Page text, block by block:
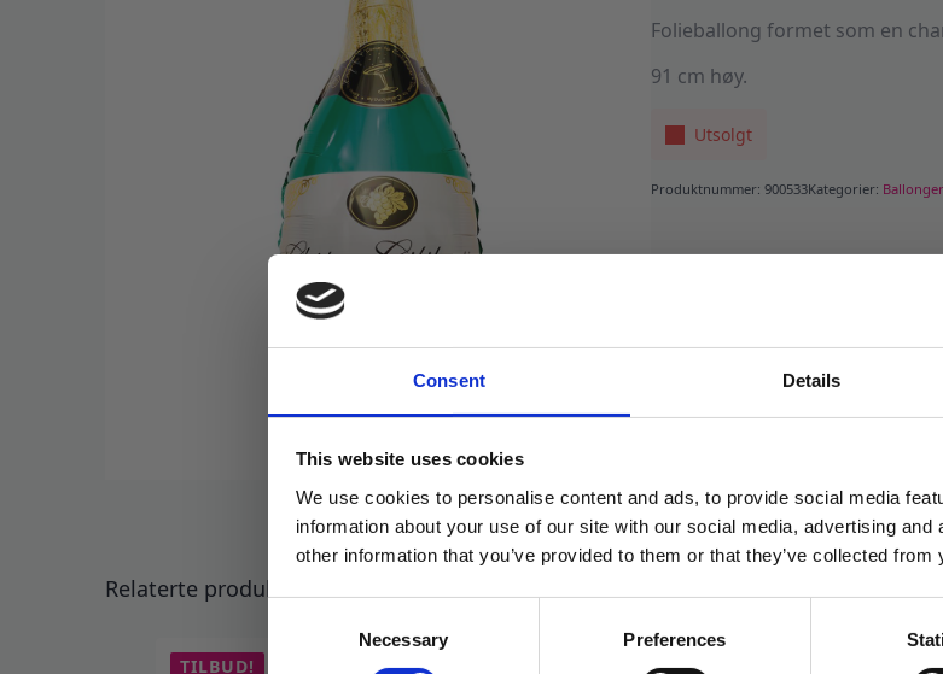
Consent Details
This website uses cookies
We use cookies to personalise content and ads, to provide social media
information about your use of our site with our social media, advertising
other information that you’ve provided to them or that they’ve collected
Necessary Preferences
Folieballong formet som en
91 cm høy.
Utsolgt
Produktnummer:900533Kategorier: Ballonger
Relaterte produkter
TILBUD!
få eksklusive tilbud og
inspirasjon rett i